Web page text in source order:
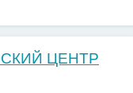
ЦЕНТР